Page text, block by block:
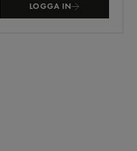
LOGGA IN